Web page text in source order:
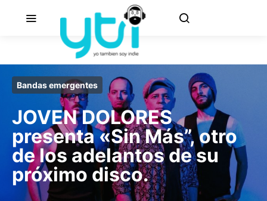
Bandas emergentes
JOVEN DOLORES
presenta «Sin Más”, otro
de los adelantos de su
próximo disco.